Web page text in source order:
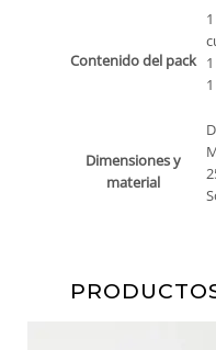
Contenido del pack
Dimensiones y
material